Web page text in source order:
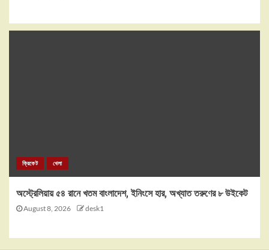
ক্রিকেট খেলা
অস্ট্রেলিয়ায় ৫৪ রানে খতম বাংলাদেশ, ইনিংসে হার, অখ্যাত তরুণের ৮ উইকেট
August 8, 2026 desk1